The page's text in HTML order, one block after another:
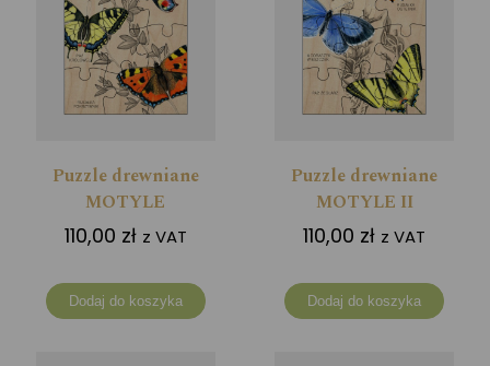
Puzzle drewniane
MOTYLE
110,00 zł z VAT
Dodaj do koszyka
Puzzle drewniane
MOTYLE II
110,00 zł z VAT
Dodaj do koszyka